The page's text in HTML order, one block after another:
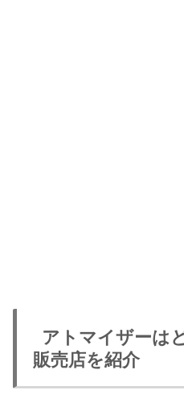
アトマイザーは
販売店を紹介